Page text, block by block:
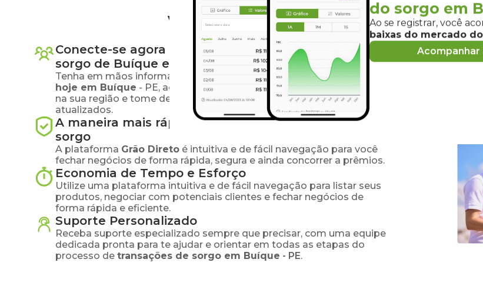
Vantagens de negociar sorgo em
Conecte-se agora com produtores e compradores de
sorgo de Buíque e região
Tenha em mãos informações atualizadas sobre o preçodo sorgo
hoje em Buíque - PE, acesse informações sobre oferta e demanda
na sua região e tome decisões estratégicas baseadas em dados
atualizados.
A maneira mais rápida e segura de comprar e vender
sorgo
A plataforma Grão Direto é intuitiva e de fácil navegação para você
fechar negócios de forma rápida, segura e ainda concorrer a prêmios.
Economia de Tempo e Esforço
Utilize uma plataforma intuitiva e de fácil navegação para listar seus
produtos, negociar com potenciais clientes e fechar negócios de
forma rápida e eficiente.
Suporte Personalizado
Receba suporte especializado sempre que precisar, com uma equipe
dedicada pronta para te ajudar e orientar em todas as etapas do
processo de transações de sorgo em Buíque - PE.
do sorgo em
Ao se registrar, você
baixas do mercado
Acompanhar